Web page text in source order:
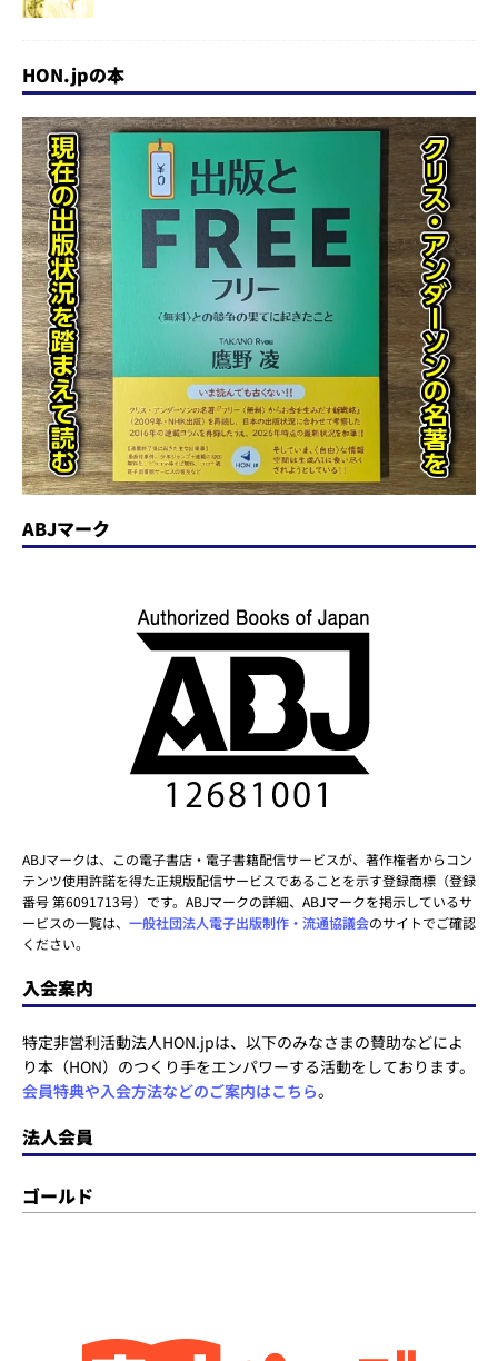
HON.jpの本
ABJマーク
ABJマークは、この電子書店・電子書籍配信サービスが、著作権者からコン
テンツ使用許諾を得た正規版配信サービスであることを示す登録商標（登録
番号 第6091713号）です。ABJマークの詳細、ABJマークを掲示しているサ
ービスの一覧は、 一般社団法人電子出版制作・流通協議会のサイトでご確認
ください。
入会案内
特定非営利活動法人HON.jpは、以下のみなさまの賛助などによ
り本（HON）のつくり手をエンパワーする活動をしております。
会員特典や入会方法などのご案内はこちら。
法人会員
ゴールド